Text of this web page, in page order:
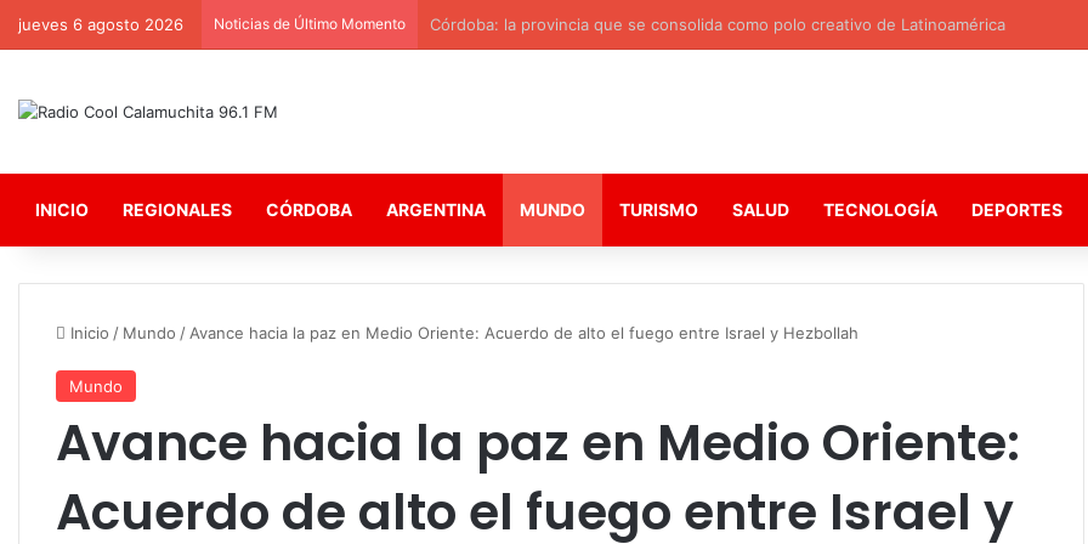
jueves 6 agosto 2026 Noticias de Último Momento Córdoba: la provincia que se consolida como polo creativo de Latinoamérica
INICIO REGIONALES CÓRDOBA ARGENTINA MUNDO TURISMO SALUD TECNOLOGÍA DEPORTES
Inicio / Mundo / Avance hacia la paz en Medio Oriente: Acuerdo de alto el fuego entre Israel y Hezbollah
Mundo
Avance hacia la paz en Medio Oriente:
Acuerdo de alto el fuego entre Israel y